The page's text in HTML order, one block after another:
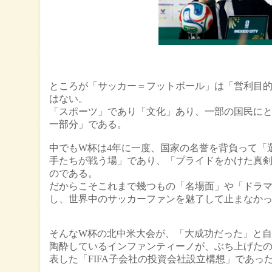
ところが「サッカー＝フットボール」は「営利目的
はない。
「スポーツ」であり「文化」あり、一部の国民に
一部分」である。
中でもW杯は4年に一度、国家の名誉を背負って「
手たちが戦う場」であり、「プライドをかけた真
のである。
だからこそこれまで幾つもの「名場面」や「ドラ
し、世界中のサッカーファンを魅了して止まなか
そんなW杯の北中米大会が、「大成功だった」と
陶酔しているインファンティーノが、ぶち上げた
表した「FIFA子会社の投資会社設立構想」であっ